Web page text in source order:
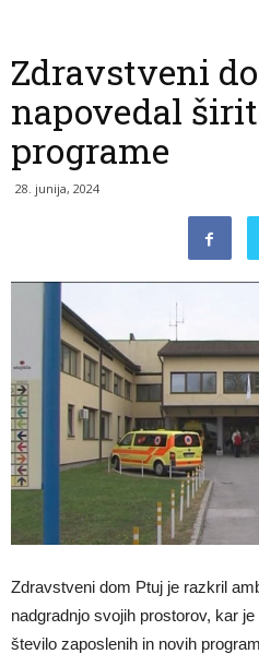
Zdravstveni
napovedal
programe
28. junija, 2024
Zdravstveni dom Ptuj je razkril
nadgradnjo svojih prostorov, kar
število zaposlenih in novih